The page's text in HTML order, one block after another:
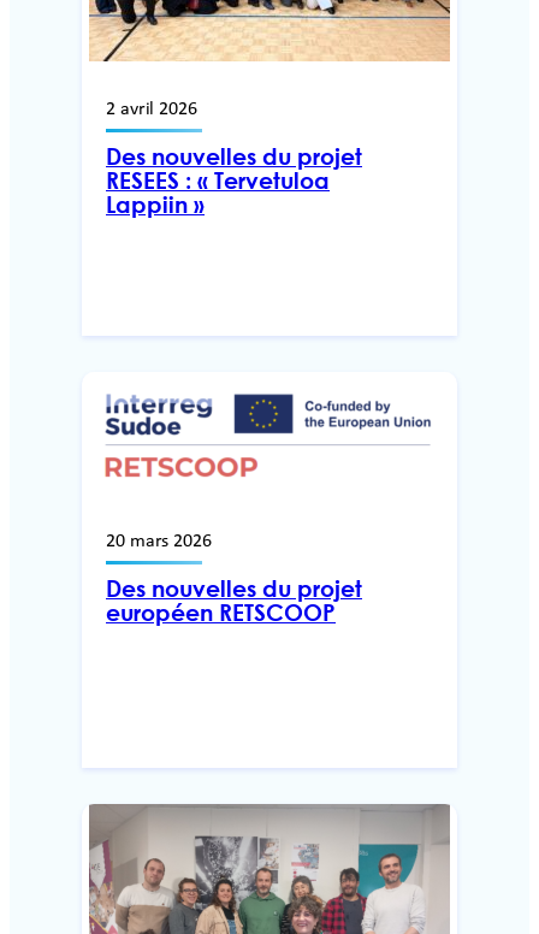
2 avril 2026
Des nouvelles du projet
RESEES : « Tervetuloa
Lappiin »
20 mars 2026
Des nouvelles du projet
européen RETSCOOP